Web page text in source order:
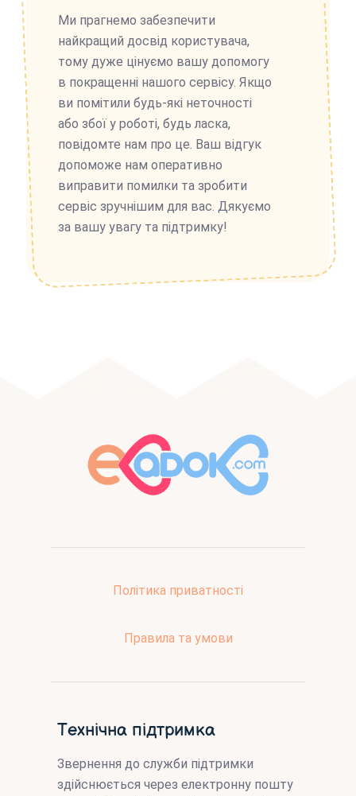
Ми прагнемо забезпечити
найкращий досвід користувача,
тому дуже цінуємо вашу допомогу
в покращенні нашого сервісу. Якщо
ви помітили будь-які неточності
або збої у роботі, будь ласка,
повідомте нам про це. Ваш відгук
допоможе нам оперативно
виправити помилки та зробити
сервіс зручнішим для вас. Дякуємо
за вашу увагу та підтримку!
Політика приватності
Правила та умови
Технічна підтримка
Звернення до служби підтримки
здійснюється через електронну пошту